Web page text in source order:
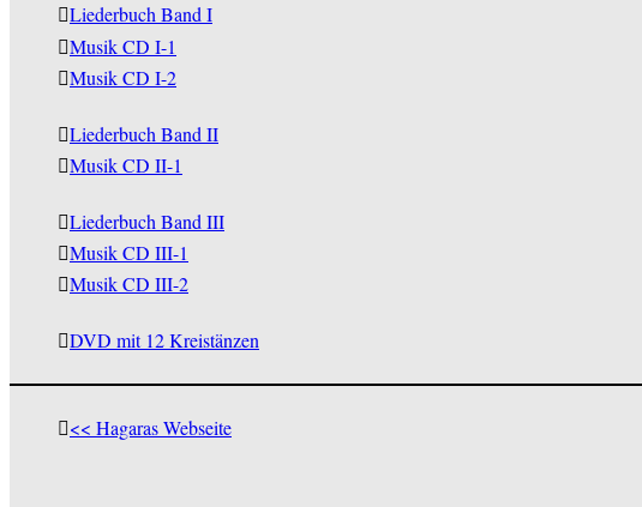
Liederbuch Band I
Musik CD I-1
Musik CD I-2
Liederbuch Band II
Musik CD II-1
Liederbuch Band III
Musik CD III-1
Musik CD III-2
DVD mit 12 Kreistänzen
<< Hagaras Webseite